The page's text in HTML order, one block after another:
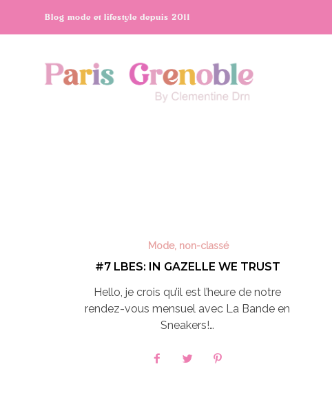
Blog mode et lifestyle depuis 2011
Mode, non-classé
#7 LBES: IN GAZELLE WE TRUST
Hello, je crois qu’il est l’heure de notre
rendez-vous mensuel avec La Bande en
Sneakers!…